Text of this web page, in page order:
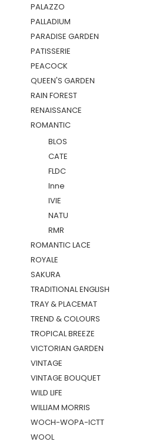
PALAZZO
PALLADIUM
PARADISE GARDEN
PATISSERIE
PEACOCK
QUEEN'S GARDEN
RAIN FOREST
RENAISSANCE
ROMANTIC
BLOS
CATE
FLDC
Inne
IVIE
NATU
RMR
ROMANTIC LACE
ROYALE
SAKURA
TRADITIONAL ENGLISH
TRAY & PLACEMAT
TREND & COLOURS
TROPICAL BREEZE
VICTORIAN GARDEN
VINTAGE
VINTAGE BOUQUET
WILD LIFE
WILLIAM MORRIS
WOCH-WOPA-ICTT
WOOL